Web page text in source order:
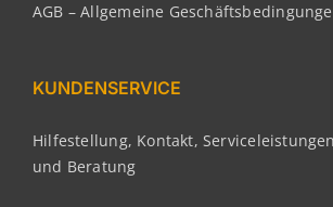
AGB – Allgemeine
KUNDENSERVICE
Hilfestellung, Kontakt,
und Beratung